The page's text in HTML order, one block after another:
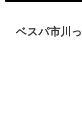
ベスパ市川